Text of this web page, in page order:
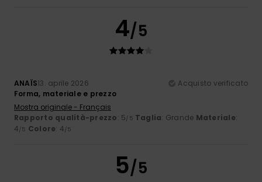
4/5
ANAÏS13. aprile 2026
Acquisto verificato
Forma, materiale e prezzo
Mostra originale - Français
Rapporto qualità-prezzo: 5/5 Taglia: Grande Materiale:
4/5 Colore: 4/5
5/5